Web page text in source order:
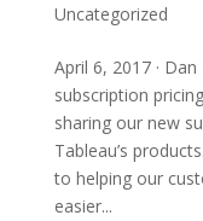
Uncategorized
April 6, 2017 ·
subscription
sharing our new
Tableau’s
to helping our
easier...